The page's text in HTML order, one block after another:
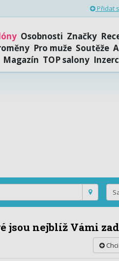
Přidat
Osobnosti Značky
Pro muže Soutěže
Magazín TOP salony
jsou nejblíž Vámi